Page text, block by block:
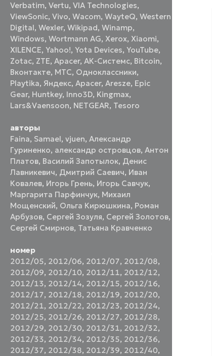
Verbatim,Vertu,VIA Technologies,
ViewSonic,Vivo,Wacom,WayteQ,Western
Digital,Wexler,Wikipad,Winamp,
Windows,Wortmann AG,Xerox,Xiaomi,
XILENCE,Yahoo!,Yota Devices,YouTube,
Zotac, ZTE,Аpacer,АК-Системс, Вitcoin,
Вконтакте, МТС, Одноклассники,
Playtika, Яндекс,Apacer,Aresze, Epic
Gear, Huntkey, Inno3D, Kingmax,
Lars&Vaensoon, NETGEAR, Tesoro
авторы
Faina, Samael,vjuen,Александр
Гуриненко, александр островцов,Антон
Платов, Василий Запотылок, Денис
Лавникевич, Дмитрий Саевич, Иван
Ковалев, Игорь Грень, Игорь Савчук,
Маргарита Парфинчук, Михаил
Мощенский, Ольга Кирюшкина, Роман
Арбузов, Сергей Зозуля, Сергей Золотов,
Сергей Смирнов, Татьяна Кравченко
номер
2012/05, 2012/06, 2012/07, 2012/08,
2012/09, 2012/10, 2012/11, 2012/12,
2012/13, 2012/14, 2012/15, 2012/16,
2012/17, 2012/18, 2012/19, 2012/20,
2012/21, 2012/22, 2012/23, 2012/24,
2012/25, 2012/26, 2012/27, 2012/28,
2012/29, 2012/30, 2012/31, 2012/32,
2012/33, 2012/34, 2012/35, 2012/36,
2012/37, 2012/38, 2012/39, 2012/40,